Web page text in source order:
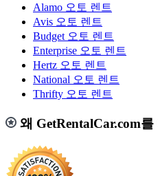
Alamo 오토 렌트
Avis 오토 렌트
Budget 오토 렌트
Enterprise 오토 렌트
Hertz 오토 렌트
National 오토 렌트
Thrifty 오토 렌트
왜 GetRentalCar.com